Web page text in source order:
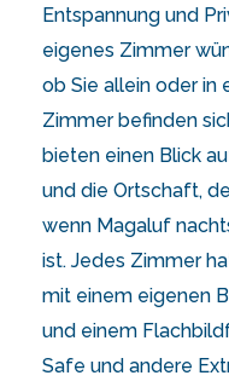
Entspannung und
eigenes Zimmer
ob Sie allein oder in
Zimmer befinden
bieten einen Blick
und die Ortschaft,
wenn Magaluf
ist. Jedes Zimmer
mit einem eigenen
und einem
Safe und andere